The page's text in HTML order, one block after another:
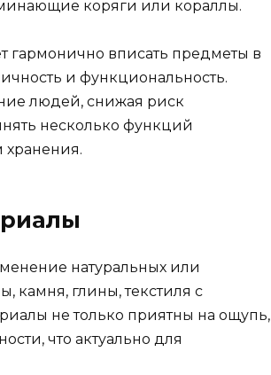
коряги или кораллы.
гармонично вписать предметы в
и функциональность.
людей, снижая риск
несколько функций
натуральных или
камня, глины, текстиля с
не только приятны на ощупь,
что актуально для